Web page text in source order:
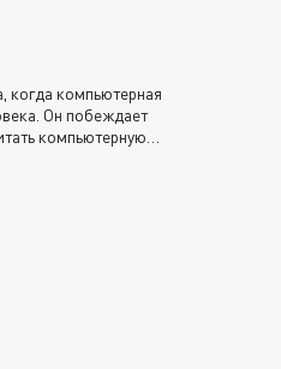
когда компьютерная
Он побеждает
компьютерную